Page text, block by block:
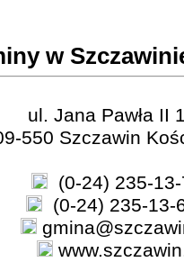
w
ul. Jana Pawła II
550 Szczawin
(0-24) 235-
(0-24) 235-13-